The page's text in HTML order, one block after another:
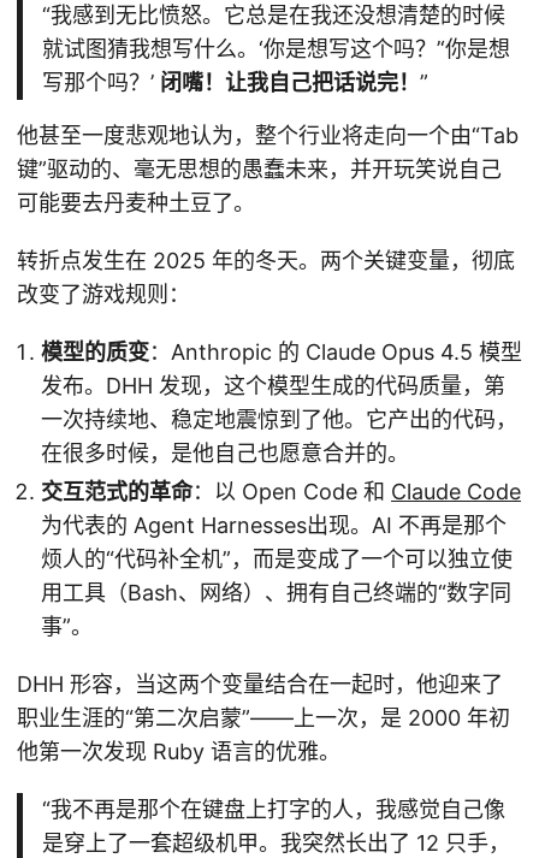
“我感到无比愤怒。它总是在我还没想清楚的时候
就试图猜我想写什么。‘你是想写这个吗？’‘你是想
写那个吗？’ 闭嘴！让我自己把话说完！ ”
他甚至一度悲观地认为，整个行业将走向一个由“Tab
键”驱动的、毫无思想的愚蠢未来，并开玩笑说自己
可能要去丹麦种土豆了。
转折点发生在 2025 年的冬天。两个关键变量，彻底
改变了游戏规则：
模型的质变：Anthropic 的 Claude Opus 4.5 模型
发布。DHH 发现，这个模型生成的代码质量，第
一次持续地、稳定地震惊到了他。它产出的代码，
在很多时候，是他自己也愿意合并的。
交互范式的革命：以 Open Code 和 Claude Code
为代表的 Agent Harnesses出现。AI 不再是那个
烦人的“代码补全机”，而是变成了一个可以独立使
用工具（Bash、网络）、拥有自己终端的“数字同
事”。
DHH 形容，当这两个变量结合在一起时，他迎来了
职业生涯的“第二次启蒙”——上一次，是 2000 年初
他第一次发现 Ruby 语言的优雅。
“我不再是那个在键盘上打字的人，我感觉自己像
是穿上了一套超级机甲。我突然长出了 12 只手，